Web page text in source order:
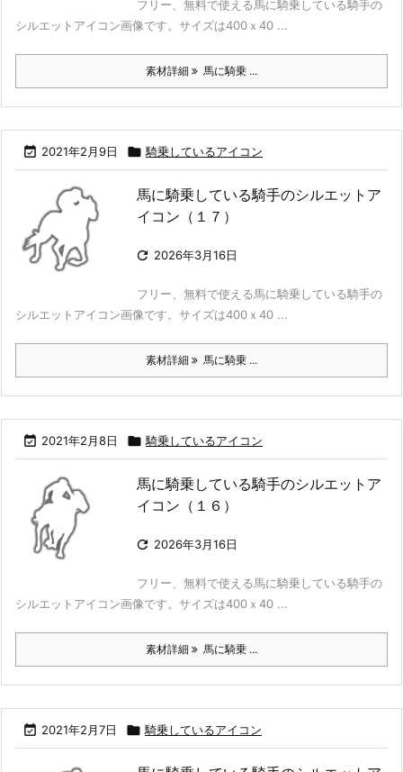
フリー、無料で使える馬に騎乗している騎手の
シルエットアイコン画像です。サイズは400ｘ40 ...
素材詳細 馬に騎乗 ...
 2021年2月9日  騎乗しているアイコン
馬に騎乗している騎手のシルエットア
イコン（１７）
 2026年3月16日
フリー、無料で使える馬に騎乗している騎手の
シルエットアイコン画像です。サイズは400ｘ40 ...
素材詳細 馬に騎乗 ...
 2021年2月8日  騎乗しているアイコン
馬に騎乗している騎手のシルエットア
イコン（１６）
 2026年3月16日
フリー、無料で使える馬に騎乗している騎手の
シルエットアイコン画像です。サイズは400ｘ40 ...
素材詳細 馬に騎乗 ...
 2021年2月7日  騎乗しているアイコン